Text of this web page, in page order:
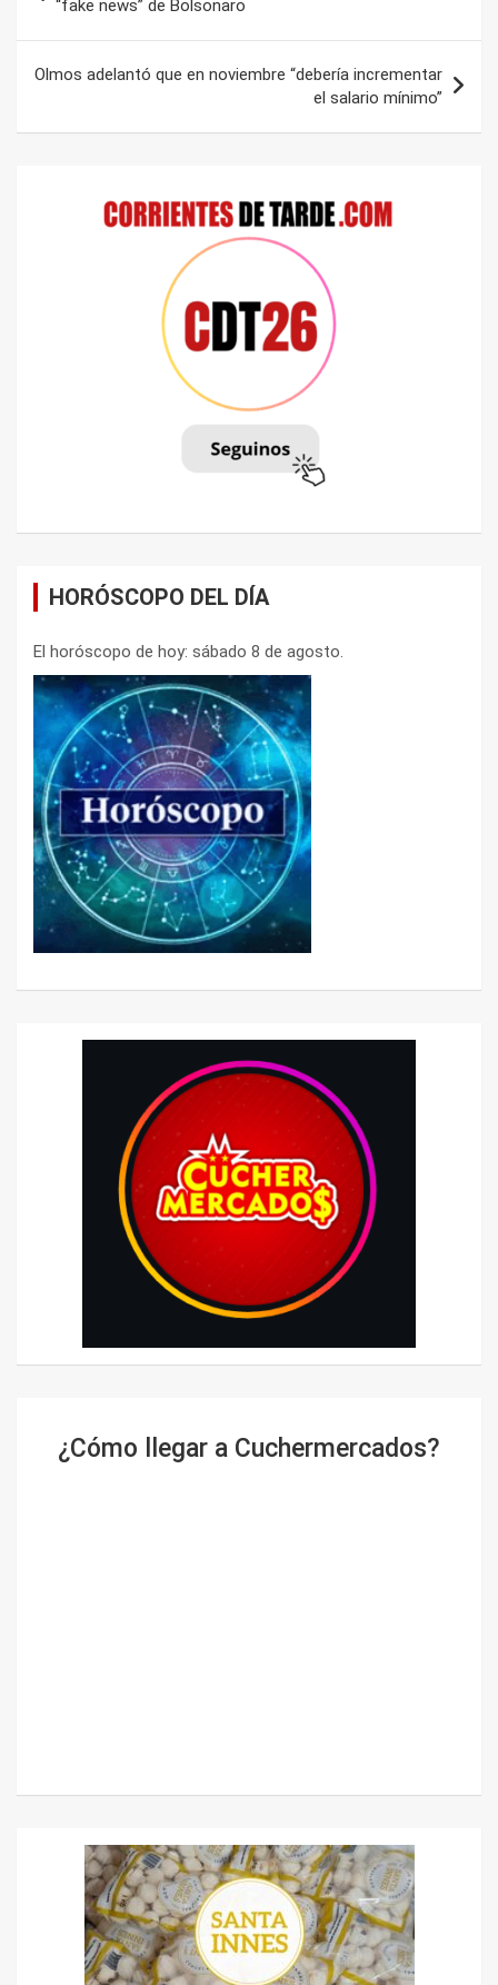
entradas
“fake news” de Bolsonaro
Olmos adelantó que en noviembre “debería incrementar
el salario mínimo”
HORÓSCOPO DEL DÍA
El horóscopo de hoy: sábado 8 de agosto.
¿Cómo llegar a Cuchermercados?